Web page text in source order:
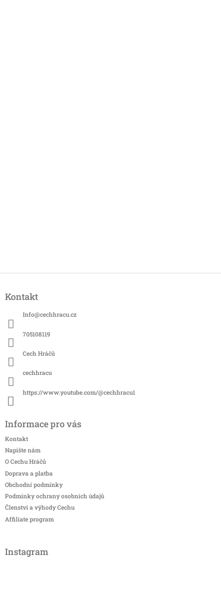
pKontakt
Info@cechhracu.cz
705108119
Cech Hráčů
cechhracu
https://www.youtube.com/@cechhracu1
Informace pro vás
Kontakt
Napište nám
O Cechu Hráčů
Doprava a platba
Obchodní podmínky
Podmínky ochrany osobních údajů
Členství a výhody Cechu
Affiliate program
Instagram